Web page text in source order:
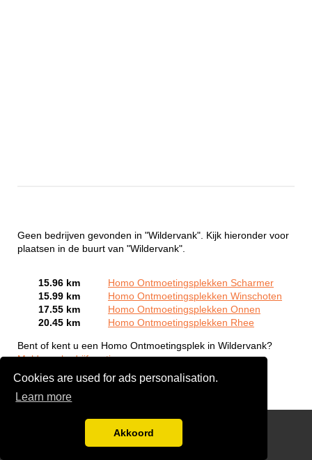
Cookies are used for ads personalisation.
Learn more
Akkoord
Geen bedrijven gevonden in "Wildervank". Kijk hieronder voor
plaatsen in de buurt van "Wildervank".
15.96 km
Homo Ontmoetingsplekken Scharmer
15.99 km
Homo Ontmoetingsplekken Winschoten
17.55 km
Homo Ontmoetingsplekken Onnen
20.45 km
Homo Ontmoetingsplekken Rhee
Bent of kent u een Homo Ontmoetingsplek in Wildervank?
Meld een bedrijf gratis aan